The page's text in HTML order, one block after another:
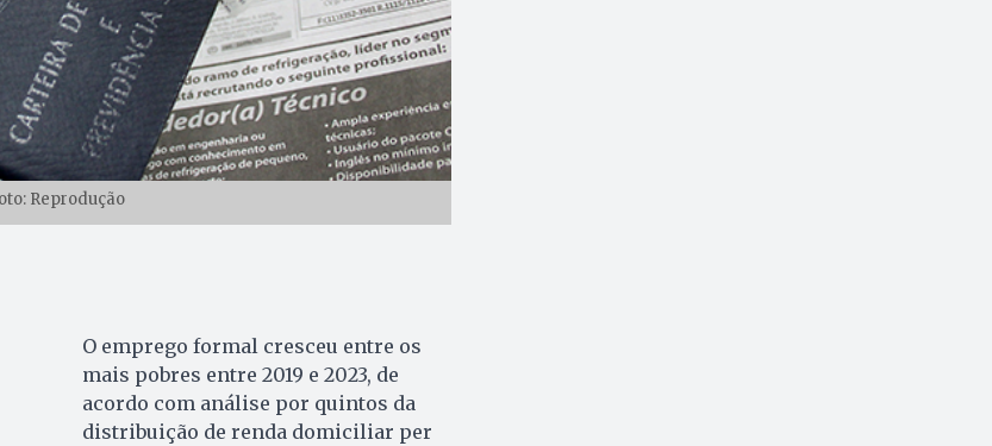
Reprodução
O emprego formal cresceu entre os
mais pobres entre 2019 e 2023, de
acordo com análise por quintos da
distribuição de renda domiciliar per